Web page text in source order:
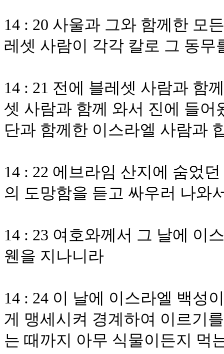
14 : 20 사울과 그와 함께한 모
레셋 사람이 각각 칼로 그 동
14 : 21 전에 블레셋 사람과 함
셋 사람과 함께 와서 진에 들
단과 함께한 이스라엘 사람과
14 : 22 에브라임 산지에 숨었
의 도망함을 듣고 싸우러 나와
14 : 23 여호와께서 그 날에 이
웬을 지나니라
14 : 24 이 날에 이스라엘 백성
게 맹세시켜 경계하여 이르기
는 때까지 아무 식물이든지 먹